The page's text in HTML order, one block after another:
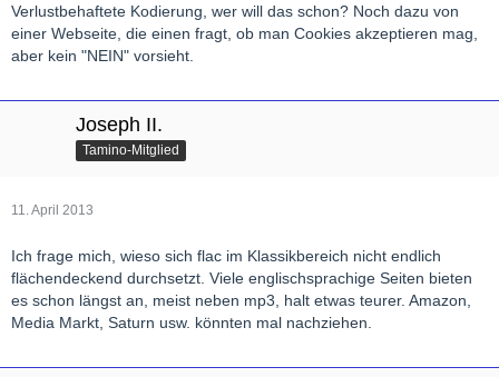
Verlustbehaftete Kodierung, wer will das schon? Noch dazu von
einer Webseite, die einen fragt, ob man Cookies akzeptieren mag,
aber kein "NEIN" vorsieht.
Joseph II.
Tamino-Mitglied
11. April 2013
Ich frage mich, wieso sich flac im Klassikbereich nicht endlich
flächendeckend durchsetzt. Viele englischsprachige Seiten bieten
es schon längst an, meist neben mp3, halt etwas teurer. Amazon,
Media Markt, Saturn usw. könnten mal nachziehen.